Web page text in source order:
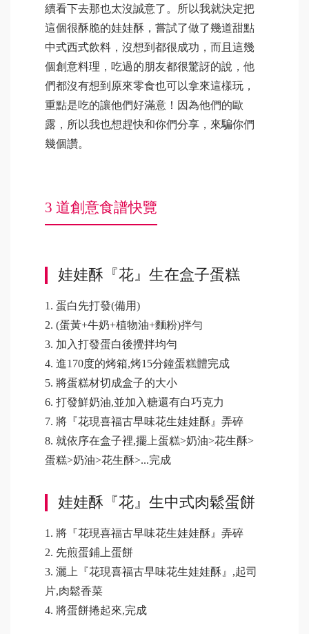
續看下去那也太沒誠意了。所以我就決定把
這個很酥脆的娃娃酥，嘗試了做了幾道甜點
中式西式飲料，沒想到都很成功，而且這幾
個創意料理，吃過的朋友都很驚訝的說，他
們都沒有想到原來零食也可以拿來這樣玩，
重點是吃的讓他們好滿意！因為他們的歐
露，所以我也想趕快和你們分享，來騙你們
幾個讚。
3 道創意食譜快覽
娃娃酥『花』生在盒子蛋糕
1. 蛋白先打發(備用)
2. (蛋黃+牛奶+植物油+麵粉)拌勻
3. 加入打發蛋白後攪拌均勻
4. 進170度的烤箱,烤15分鐘蛋糕體完成
5. 將蛋糕材切成盒子的大小
6. 打發鮮奶油,並加入糖還有白巧克力
7. 將『花現喜福古早味花生娃娃酥』弄碎
8. 就依序在盒子裡,擺上蛋糕>奶油>花生酥>
蛋糕>奶油>花生酥>...完成
娃娃酥『花』生中式肉鬆蛋餅
1. 將『花現喜福古早味花生娃娃酥』弄碎
2. 先煎蛋鋪上蛋餅
3. 灑上『花現喜福古早味花生娃娃酥』,起司
片,肉鬆香菜
4. 將蛋餅捲起來,完成